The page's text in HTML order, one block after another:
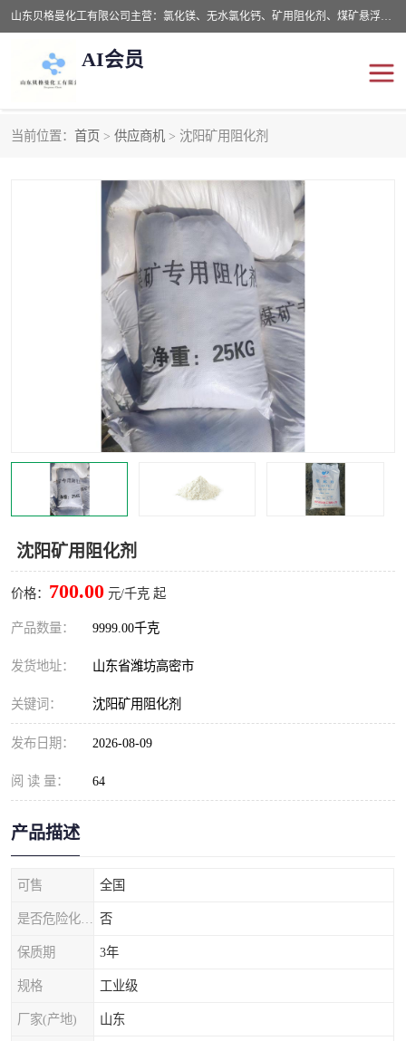
山东贝格曼化工有限公司主营：氯化镁、无水氯化钙、矿用阻化剂、煤矿悬浮剂、道路抑尘剂、氢氧化镁，防灭火剂等，公司位于山东省潍坊市滨海经济开发区,是专业从事对各种精细化工集研究、开发、制造于一体的现代化大型跨境化工企业，公司本着诚信经营、给每一位客户提供专业服务。
AI会员
当前位置： 首页 > 供应商机 > 沈阳矿用阻化剂
沈阳矿用阻化剂
价格： 700.00 元/千克 起
产品数量： 9999.00千克
发货地址： 山东省潍坊高密市
关键词： 沈阳矿用阻化剂
发布日期： 2026-08-09
阅 读 量： 64
产品描述
可售 全国
否
保质期 3年
规格 工业级
厂家(产地) 山东
氯化钙
抑尘剂